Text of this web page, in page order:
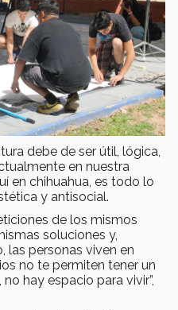
debe de ser útil, lógica,
en nuestra
en chihuahua, es todo lo
y antisocial.
de los mismos
soluciones y,
las personas viven en
no te permiten tener un
hay espacio para vivir”,